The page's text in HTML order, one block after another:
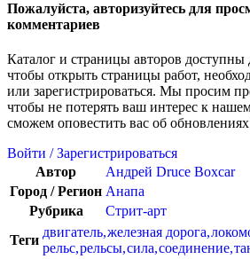
Пожалуйста, авторизуйтесь для
комментариев
Каталог и страницы авторов доступны
чтобы открыть страницы работ,
или зарегистрироваться. Мы просим
чтобы не потерять ваш интерес к
сможем оповестить вас об
Войти / Зарегистрироваться
Автор
Андрей Druce Boxcar
Город / Регион Анапа
Рубрика
Стрит-арт
Теги
двигатель,железная дорога,
рельс,рельсы,сила,соединение,